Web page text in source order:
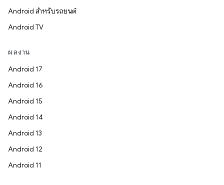
Android สำหรับรถยนต์
Android TV
ผลงาน
Android 17
Android 16
Android 15
Android 14
Android 13
Android 12
Android 11